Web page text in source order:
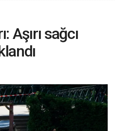
Aşırı sağcı